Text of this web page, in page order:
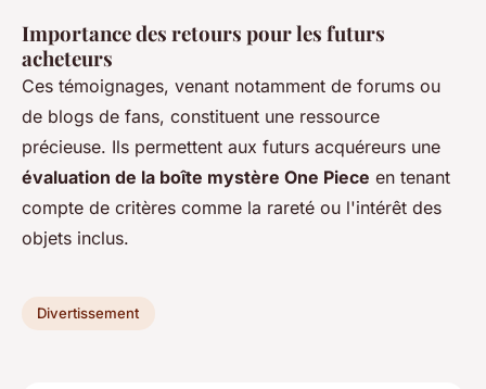
Importance des retours pour les futurs
acheteurs
Ces témoignages, venant notamment de forums ou
de blogs de fans, constituent une ressource
précieuse. Ils permettent aux futurs acquéreurs une
évaluation de la boîte mystère One Piece en tenant
compte de critères comme la rareté ou l'intérêt des
objets inclus.
Divertissement